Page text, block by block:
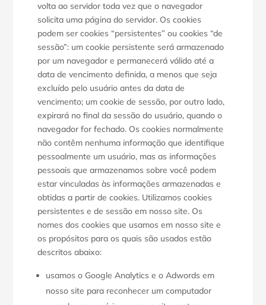
volta ao servidor toda vez que o navegador
solicita uma página do servidor. Os cookies
podem ser cookies “persistentes” ou cookies “de
sessão”: um cookie persistente será armazenado
por um navegador e permanecerá válido até a
data de vencimento definida, a menos que seja
excluído pelo usuário antes da data de
vencimento; um cookie de sessão, por outro lado,
expirará no final da sessão do usuário, quando o
navegador for fechado. Os cookies normalmente
não contêm nenhuma informação que identifique
pessoalmente um usuário, mas as informações
pessoais que armazenamos sobre você podem
estar vinculadas às informações armazenadas e
obtidas a partir de cookies. Utilizamos cookies
persistentes e de sessão em nosso site. Os
nomes dos cookies que usamos em nosso site e
os propósitos para os quais são usados estão
descritos abaixo:
usamos o Google Analytics e o Adwords em
nosso site para reconhecer um computador